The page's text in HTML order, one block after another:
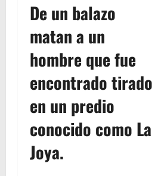
De un balazo
matan a un
hombre que fue
encontrado tirado
en un predio
conocido como La
Joya.